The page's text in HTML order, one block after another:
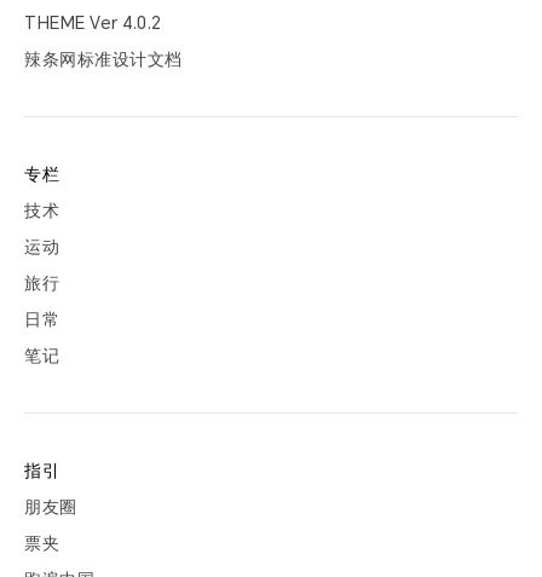
THEME Ver 4.0.2
辣条网标准设计文档
专栏
技术
运动
旅行
日常
笔记
指引
朋友圈
票夹